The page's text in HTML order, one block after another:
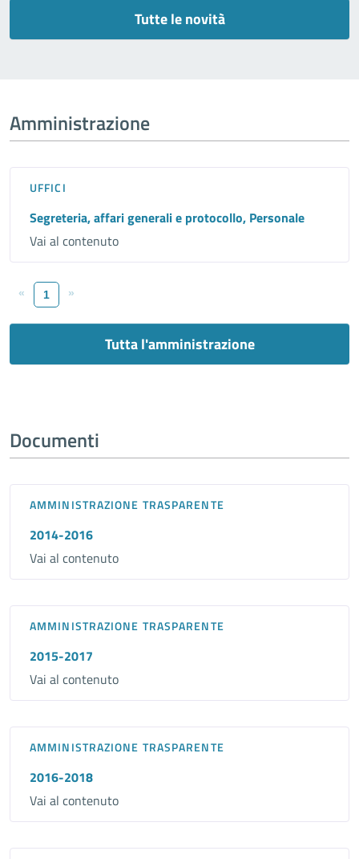
Tutte le novità
Amministrazione
UFFICI
Segreteria, affari generali e protocollo, Personale
Vai al contenuto
« 1 »
Tutta l'amministrazione
Documenti
AMMINISTRAZIONE TRASPARENTE
2014-2016
Vai al contenuto
AMMINISTRAZIONE TRASPARENTE
2015-2017
Vai al contenuto
AMMINISTRAZIONE TRASPARENTE
2016-2018
Vai al contenuto